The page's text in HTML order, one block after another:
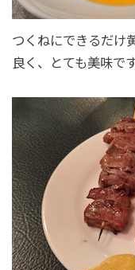
つくねにできるだけ
良く、とても美味です